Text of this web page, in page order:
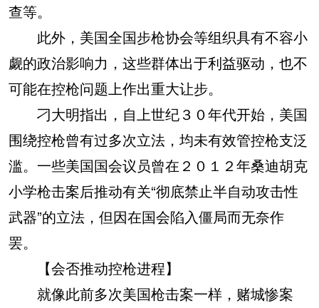
查等。
此外，美国全国步枪协会等组织具有不容小
觑的政治影响力，这些群体出于利益驱动，也不
可能在控枪问题上作出重大让步。
刁大明指出，自上世纪３０年代开始，美国
围绕控枪曾有过多次立法，均未有效管控枪支泛
滥。一些美国国会议员曾在２０１２年桑迪胡克
小学枪击案后推动有关“彻底禁止半自动攻击性
武器”的立法，但因在国会陷入僵局而无奈作
罢。
【会否推动控枪进程】
就像此前多次美国枪击案一样，赌城惨案